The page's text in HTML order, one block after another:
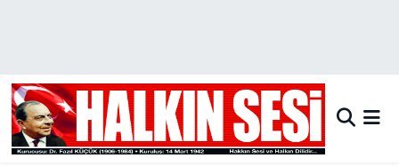
Hava Durumu
Trafik Durumu